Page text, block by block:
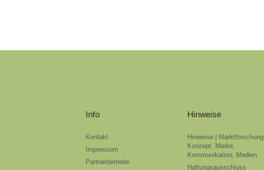
Info
Kontakt
Impressum
Partnerbetriebe
Hinweise
Hinweise | Marktforschung,
Konzept, Marke,
Kommunikation, Medien
Haftungsausschluss